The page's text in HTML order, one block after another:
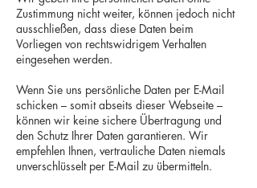
Zustimmung nicht weiter, können jedoch nicht
ausschließen, dass diese Daten beim
Vorliegen von rechtswidrigem Verhalten
eingesehen werden.
Wenn Sie uns persönliche Daten per E-Mail
schicken – somit abseits dieser Webseite –
können wir keine sichere Übertragung und
den Schutz Ihrer Daten garantieren. Wir
empfehlen Ihnen, vertrauliche Daten niemals
unverschlüsselt per E-Mail zu übermitteln.